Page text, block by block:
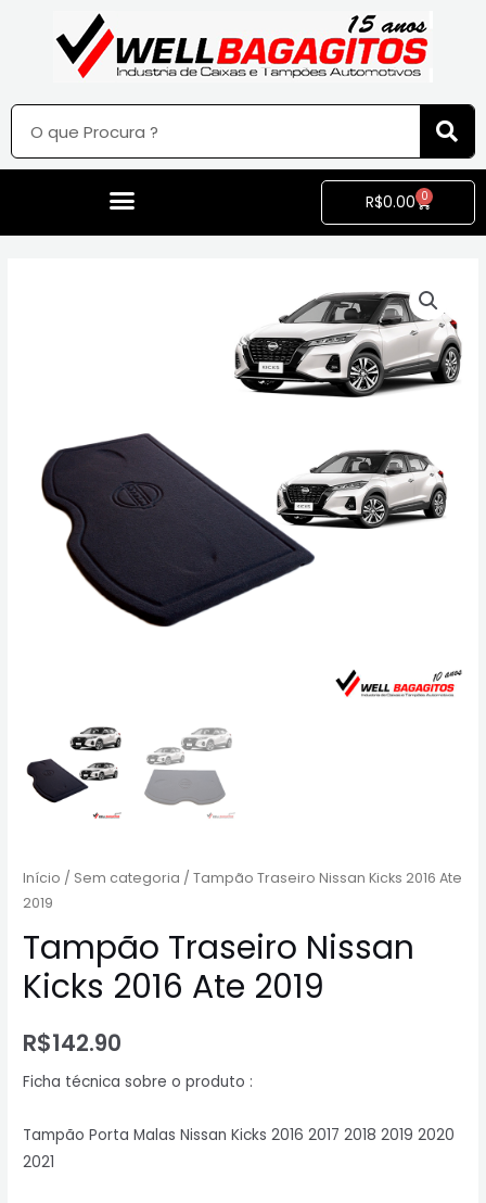
R$0.00 0
Início / Sem categoria / Tampão Traseiro Nissan Kicks 2016 Ate
2019
Tampão Traseiro Nissan
Kicks 2016 Ate 2019
R$142.90
Ficha técnica sobre o produto :
Tampão Porta Malas Nissan Kicks 2016 2017 2018 2019 2020
2021